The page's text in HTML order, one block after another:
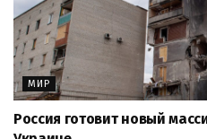
МИР
Россия готовит новый